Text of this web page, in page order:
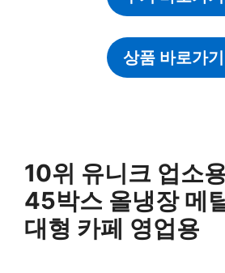
상품 바로가기
10위 유니크 업소
45박스 올냉장 메
대형 카페 영업용